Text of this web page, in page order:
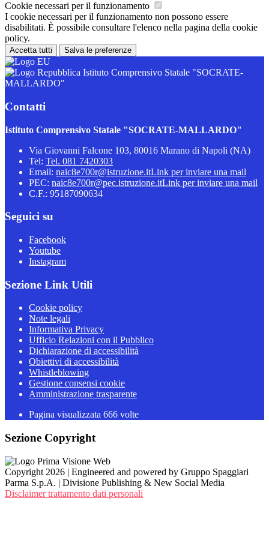
Cookie necessari per il funzionamento
I cookie necessari per il funzionamento non possono essere
disabilitati. È possibile consultare l'elenco nella pagina della cookie
policy.
Accetta tutti Salva le preferenze
Istituto Comprensivo Statale "SOCRATE-
MALLARDO"
Contatti
Istituto Comprensivo Statale "SOCRATE-MALLARDO"
Via Giovanni Falcone 103, 80016 Marano di Napoli (NA)
Tel: Tel. 081 7420303
Email: naic8e700r@istruzione.itLink per inviare una mail
PEC: naic8e700r@pec.istruzione.itLink per inviare una mail
C.F.: 95187090634
Seguici su
Facebook
Youtube
Instagram
Sezione Link Utili
Cookie policy
Note legali
Informativa Privacy
Ufficio Relazioni con il Pubblico
Dichiarazione di accessibilità
Obiettivi di accessibilità
Whistleblowing
Gestione consensi cookie
Amministrazione trasparente
Pagina visualizzata 666 volte
Sezione Copyright
Copyright 2026 | Engineered and powered by Gruppo Spaggiari
Parma S.p.A. | Divisione Publishing & New Social Media
Disclaimer trattamento dati personali